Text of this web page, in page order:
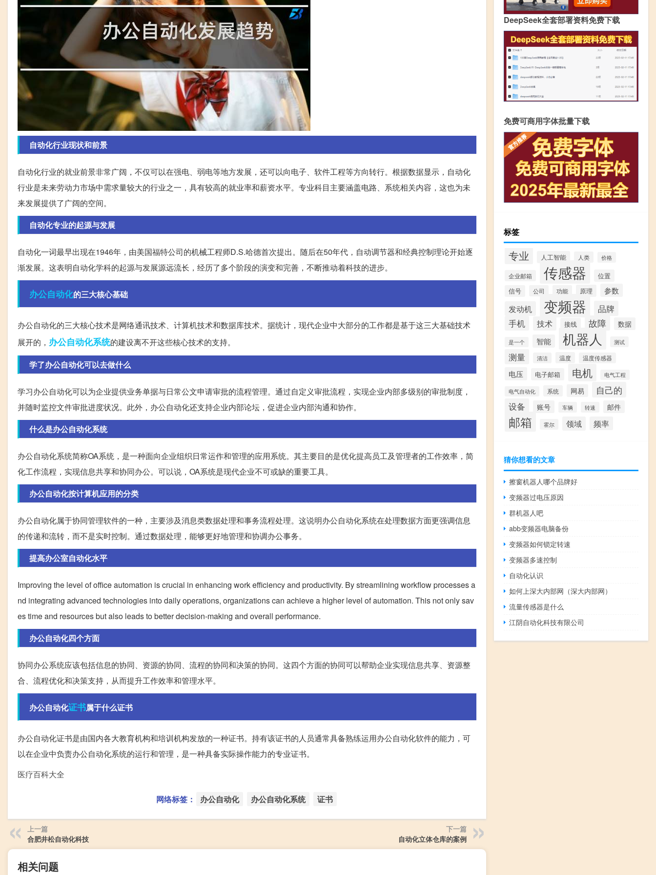
自动化行业现状和前景
自动化行业的就业前景非常广阔，不仅可以在强电、弱电等地方发展，还可以向电子、软件工程等方向转行。根据数据显示，自动化
行业是未来劳动力市场中需求量较大的行业之一，具有较高的就业率和薪资水平。专业科目主要涵盖电路、系统相关内容，这也为未
来发展提供了广阔的空间。
自动化专业的起源与发展
自动化一词最早出现在1946年，由美国福特公司的机械工程师D.S.哈德首次提出。随后在50年代，自动调节器和经典控制理论开始逐
渐发展。这表明自动化学科的起源与发展源远流长，经历了多个阶段的演变和完善，不断推动着科技的进步。
办公自动化的三大核心基础
办公自动化的三大核心技术是网络通讯技术、计算机技术和数据库技术。据统计，现代企业中大部分的工作都是基于这三大基础技术
展开的， 办公自动化系统的建设离不开这些核心技术的支持。
学了办公自动化可以去做什么
学习办公自动化可以为企业提供业务单据与日常公文申请审批的流程管理。通过自定义审批流程，实现企业内部多级别的审批制度，
并随时监控文件审批进度状况。此外，办公自动化还支持企业内部论坛，促进企业内部沟通和协作。
什么是办公自动化系统
办公自动化系统简称OA系统，是一种面向企业组织日常运作和管理的应用系统。其主要目的是优化提高员工及管理者的工作效率，简
化工作流程，实现信息共享和协同办公。可以说，OA系统是现代企业不可或缺的重要工具。
办公自动化按计算机应用的分类
办公自动化属于协同管理软件的一种，主要涉及消息类数据处理和事务流程处理。这说明办公自动化系统在处理数据方面更强调信息
的传递和流转，而不是实时控制。通过数据处理，能够更好地管理和协调办公事务。
提高办公室自动化水平
Improving the level of office automation is crucial in enhancing work efficiency and productivity. By streamlining workflow processes a
nd integrating advanced technologies into daily operations, organizations can achieve a higher level of automation. This not only sav
es time and resources but also leads to better decision-making and overall performance.
办公自动化四个方面
协同办公系统应该包括信息的协同、资源的协同、流程的协同和决策的协同。这四个方面的协同可以帮助企业实现信息共享、资源整
合、流程优化和决策支持，从而提升工作效率和管理水平。
办公自动化证书属于什么证书
办公自动化证书是由国内各大教育机构和培训机构发放的一种证书。持有该证书的人员通常具备熟练运用办公自动化软件的能力，可
以在企业中负责办公自动化系统的运行和管理，是一种具备实际操作能力的专业证书。
医疗百科大全
网络标签： 办公自动化 办公自动化系统 证书
上一篇
合肥井松自动化科技
下一篇
自动化立体仓库的案例
相关问题
DeepSeek全套部署资料免费下载
免费可商用字体批量下载
标签
专业 人工智能 人类 价格
企业邮箱 传感器 位置
信号 公司 功能 原理 参数
发动机 变频器 品牌
手机 技术 接线 故障 数据
是一个 智能 机器人 测试
测量 清洁 温度 温度传感器
电压 电子邮箱 电机 电气工程
电气自动化 系统 网易 自己的
设备 账号 车辆 转速 邮件
邮箱 霍尔 领域 频率
猜你想看的文章
擦窗机器人哪个品牌好
变频器过电压原因
群机器人吧
abb变频器电脑备份
变频器如何锁定转速
变频器多速控制
自动化认识
如何上深大内部网（深大内部网）
流量传感器是什么
江阴自动化科技有限公司